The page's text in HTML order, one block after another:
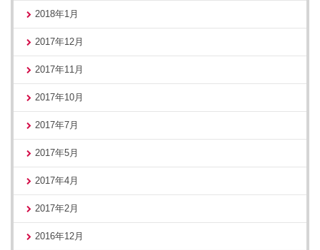
2018年1月
2017年12月
2017年11月
2017年10月
2017年7月
2017年5月
2017年4月
2017年2月
2016年12月